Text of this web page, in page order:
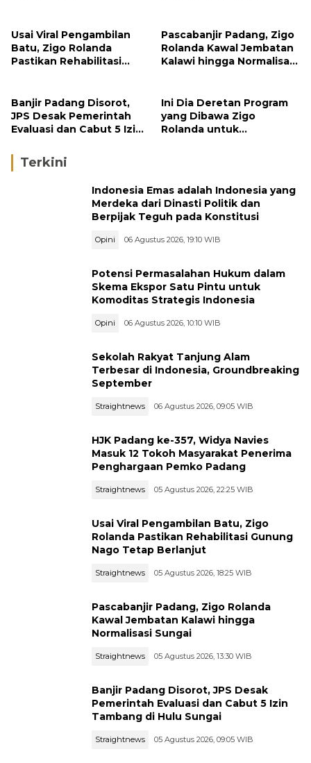
Usai Viral Pengambilan
Batu, Zigo Rolanda
Pastikan Rehabilitasi
Pascabanjir Padang, Zigo
Rolanda Kawal Jembatan
Kalawi hingga Normalisasi
Banjir Padang Disorot,
JPS Desak Pemerintah
Evaluasi dan Cabut 5 Izin
Ini Dia Deretan Program
yang Dibawa Zigo
Rolanda untuk
Terkini
Indonesia Emas adalah Indonesia yang
Merdeka dari Dinasti Politik dan
Berpijak Teguh pada Konstitusi
Opini 06 Agustus 2026, 19:10 WIB
Potensi Permasalahan Hukum dalam
Skema Ekspor Satu Pintu untuk
Komoditas Strategis Indonesia
Opini 06 Agustus 2026, 10:10 WIB
Sekolah Rakyat Tanjung Alam
Terbesar di Indonesia, Groundbreaking
September
Straightnews 06 Agustus 2026, 09:05 WIB
HJK Padang ke-357, Widya Navies
Masuk 12 Tokoh Masyarakat Penerima
Penghargaan Pemko Padang
Straightnews 05 Agustus 2026, 22:25 WIB
Usai Viral Pengambilan Batu, Zigo
Rolanda Pastikan Rehabilitasi Gunung
Nago Tetap Berlanjut
Straightnews 05 Agustus 2026, 18:25 WIB
Pascabanjir Padang, Zigo Rolanda
Kawal Jembatan Kalawi hingga
Normalisasi Sungai
Straightnews 05 Agustus 2026, 13:30 WIB
Banjir Padang Disorot, JPS Desak
Pemerintah Evaluasi dan Cabut 5 Izin
Tambang di Hulu Sungai
Straightnews 05 Agustus 2026, 09:05 WIB